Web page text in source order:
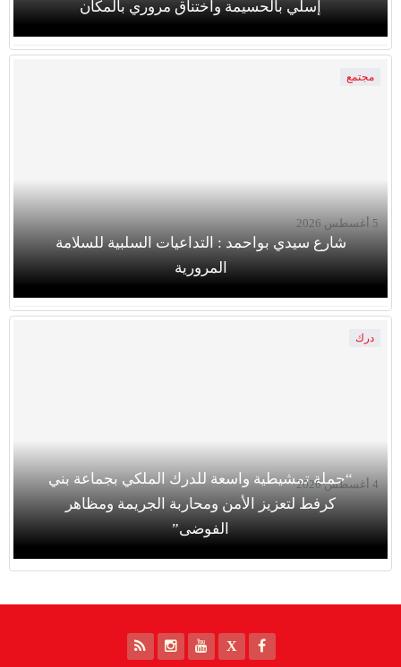
إسلي بالحسيمة واختناق مروري بالمكان
مجتمع
شارع سيدي بواحمد : التداعيات السلبية للسلامة
المرورية
5 أغسطس 2026
درك
“حملة تمشيطية واسعة للدرك الملكي بجماعة بني
كرفط لتعزيز الأمن ومحاربة الجريمة ومظاهر
الفوضى”
4 أغسطس 2026